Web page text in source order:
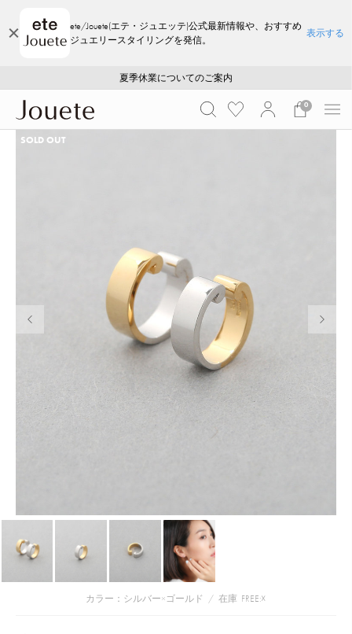
ete/Jouete(エテ・ジュエッテ)公式最新情報や、おすすめ
ジュエリースタイリングを発信。
表示する
採用のご案内
ご注文いただいたお品物のお届け状況について
夏季休業についてのご案内
WEB LIMITED ITEMS >>
採用のご案内
ご注文いただいたお品物のお届け状況について
0
カラー：シルバー×ゴールド / 在庫 FREE:☓
SOLD OUT